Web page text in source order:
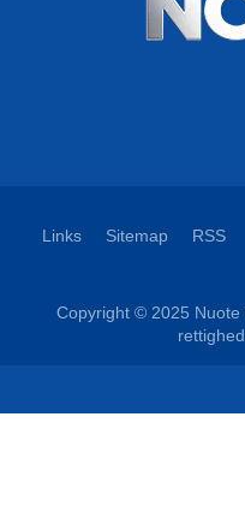
Links Sitemap RSS
Copyright © 2025 Nuote